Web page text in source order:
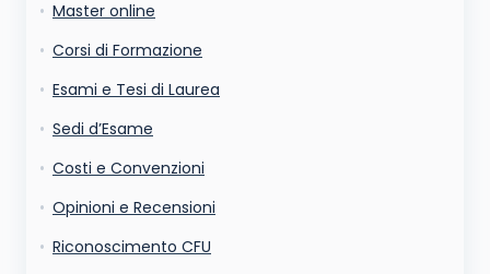
Ho letto e acconsento l'
Acconsento all'uso dei miei dati da parte di terzi per
finalità di marketing diretto con modalità
automatizzate o tradizionali
conferma e pubblica
Master online
Corsi di Formazione
Esami e Tesi di Laurea
Sedi d’Esame
Costi e Convenzioni
Opinioni e Recensioni
Riconoscimento CFU